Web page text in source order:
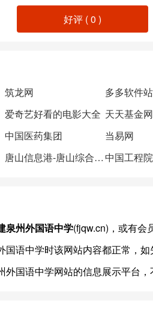
好评 (0 )
筑龙网 多多软件站
爱奇艺好看的电影大全 天天基金网
中国医药集团 当易网
唐山信息港-唐山综合信息门户网站中国工程院
泉州外国语中学(fjqw.cn)，或有会
语中学时该网站内容都正常，如
国语中学网站的信息展示平台，